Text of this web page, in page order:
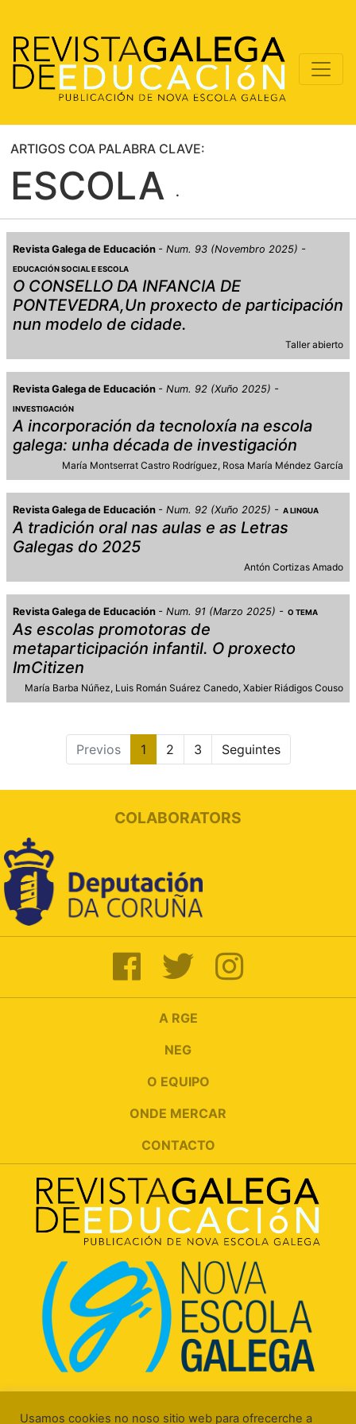
ARTIGOS COA PALABRA CLAVE:
ESCOLA
Revista Galega de Educación Num. 93 (Novembro 2025)
EDUCACIÓN SOCIAL E ESCOLA
O CONSELLO DA INFANCIA DE
PONTEVEDRA,Un proxecto de participación
nun modelo de cidade.
Taller abierto
Revista Galega de Educación Num. 92 (Xuño 2025)
INVESTIGACIÓN
A incorporación da tecnoloxía na escola
galega: unha década de investigación
María Montserrat Castro Rodríguez Rosa María Méndez García
Revista Galega de Educación Num. 92 (Xuño 2025) A LINGUA
A tradición oral nas aulas e as Letras
Galegas do 2025
Antón Cortizas Amado
Revista Galega de Educación Num. 91 (Marzo 2025) O TEMA
As escolas promotoras de
metaparticipación infantil. O proxecto
ImCitizen
María Barba Núñez Luis Román Suárez Canedo Xabier Riádigos Couso
Previos 1 2 3 Seguintes
COLABORATORS
A RGE
NEG
O EQUIPO
ONDE MERCAR
CONTACTO
15706 Santiago de Compostela (A Coruña)
Usamos cookies no noso sitio web para ofrecerche a